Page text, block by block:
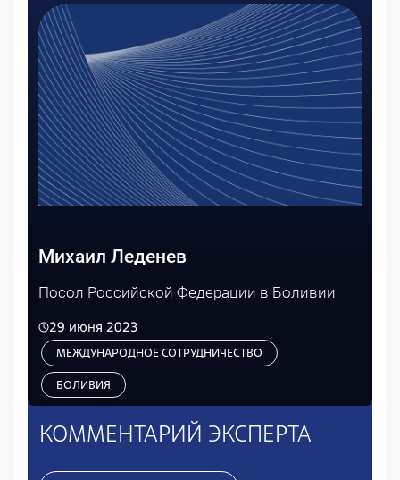
Михаил Леденев
Посол Российской Федерации в Боливии
29 июня 2023
МЕЖДУНАРОДНОЕ СОТРУДНИЧЕСТВО
БОЛИВИЯ
КОММЕНТАРИЙ ЭКСПЕРТА